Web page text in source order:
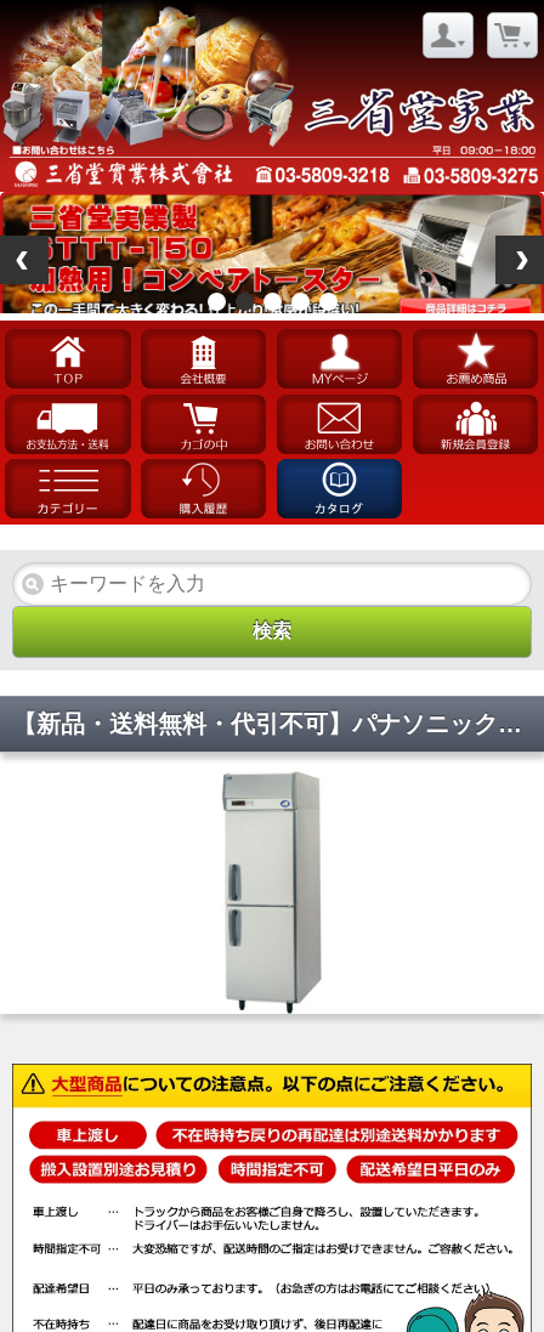
【新品・送料無料・代引不可】パナソニック 業務用 縦型冷凍庫 SRF-LV683(旧:SRF-K683B) W615×D800×H1950(mm)